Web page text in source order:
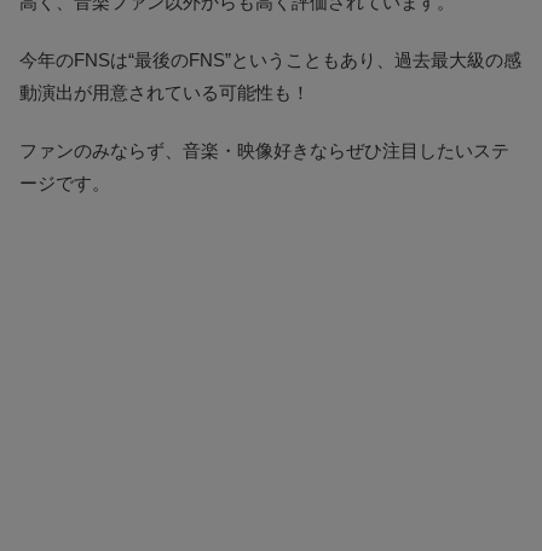
今年のFNSは“最後のFNS”ということもあり、過去最大級の感
動演出が用意されている可能性も！
ファンのみならず、音楽・映像好きならぜひ注目したいステ
ージです。